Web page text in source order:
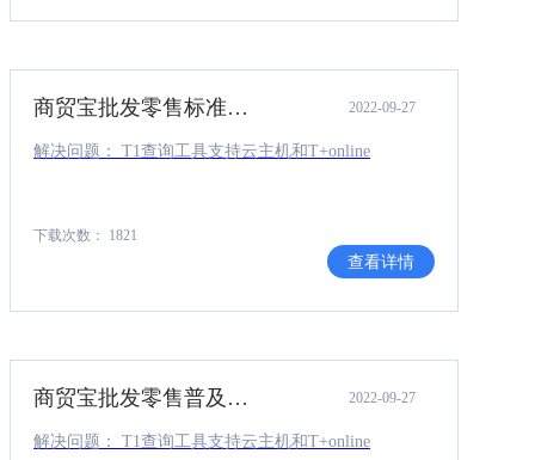
商贸宝批发零售标准版13.0补丁（T1查询工具支持云主机和Tplusonline）.rar 2022-09-27
解决问题： T1查询工具支持云主机和T+online
下载次数： 1821
查看详情
商贸宝批发零售普及版12.6补丁（T1查询工具支持云主机和Tplusonline）.rar 2022-09-27
解决问题： T1查询工具支持云主机和T+online